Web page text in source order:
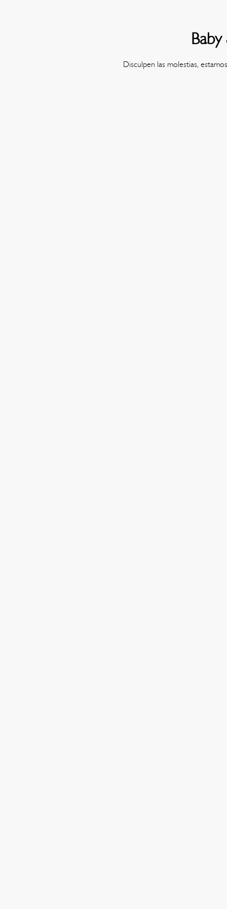
Disculpen las molestias,